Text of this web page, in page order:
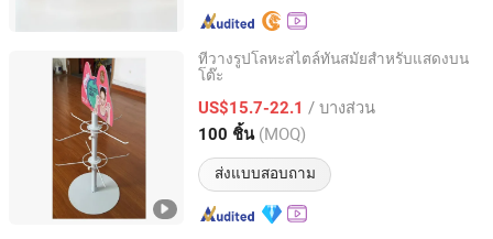
ที่วางรูปโลหะสไตล์ทันสมัยสำหรับแสดงบน
โต๊ะ
US$15.7-22.1 / บางส่วน
100 ชิ้น (MOQ)
ส่งแบบสอบถาม
Shanghai Xutai Industrial Co., Ltd.
Shanghai, China อัตราจาก 2025